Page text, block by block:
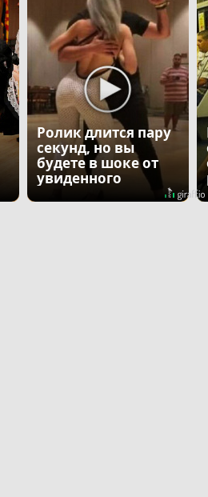
Ролик длится пару
секунд, но вы
будете в шоке от
увиденного